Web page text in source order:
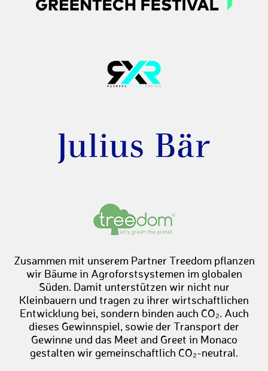
Zusammen mit unserem Partner Treedom pflanzen
wir Bäume in Agroforstsystemen im globalen
Süden. Damit unterstützen wir nicht nur
Kleinbauern und tragen zu ihrer wirtschaftlichen
Entwicklung bei, sondern binden auch CO₂. Auch
dieses Gewinnspiel, sowie der Transport der
Gewinne und das Meet and Greet in Monaco
gestalten wir gemeinschaftlich CO₂-neutral.